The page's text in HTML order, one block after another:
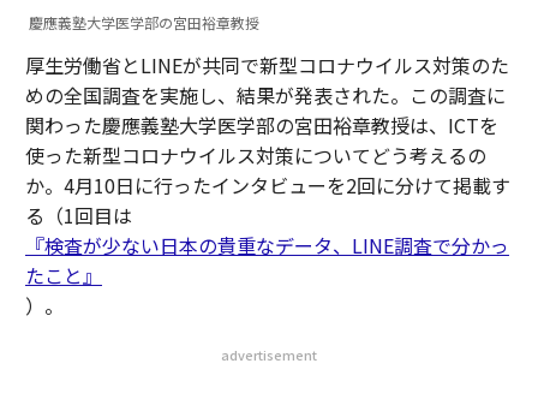
慶應義塾大学医学部の宮田裕章教授
厚生労働省とLINEが共同で新型コロナウイルス対策のた
めの全国調査を実施し、結果が発表された。この調査に
関わった慶應義塾大学医学部の宮田裕章教授は、ICTを
使った新型コロナウイルス対策についてどう考えるの
か。4月10日に行ったインタビューを2回に分けて掲載す
る（1回目は
『検査が少ない日本の貴重なデータ、LINE調査で分かっ
たこと』
）。
advertisement